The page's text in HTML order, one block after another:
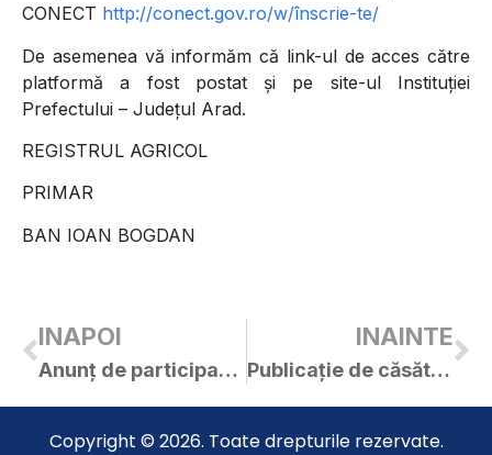
CONECT http://conect.gov.ro/w/înscrie-te/
De asemenea vă informăm că link-ul de acces către
platformă a fost postat și pe site-ul Instituției
Prefectului – Județul Arad.
REGISTRUL AGRICOL
PRIMAR
BAN IOAN BOGDAN
INAPOI
Anunț de participare – achiziție directă – elaborare Plan Tehnic pentru obiectivul de investiții „Modernizarea și eficientizarea sistemului de iluminat public în orașul Curtici”
INAINTE
Publicație de căsătorie – Rista Florin / Cîrpaciu Florica
Copyright © 2026. Toate drepturile rezervate.